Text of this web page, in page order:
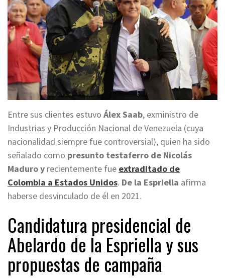
Entre sus clientes estuvo Álex Saab, exministro de
Industrias y Producción Nacional de Venezuela (cuya
nacionalidad siempre fue controversial), quien ha sido
señalado como presunto testaferro de Nicolás
Maduro y recientemente fue extraditado de
Colombia a Estados Unidos. De la Espriella afirma
haberse desvinculado de él en 2021.
Candidatura presidencial de
Abelardo de la Espriella y sus
propuestas de campaña